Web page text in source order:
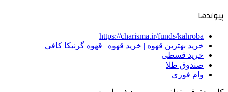
پیوندها
https://charisma.ir/funds/kahroba
خرید بهترین قهوه | خرید قهوه | قهوه گرنیکا کافی
خرید قسطی
صندوق طلا
وام فوری